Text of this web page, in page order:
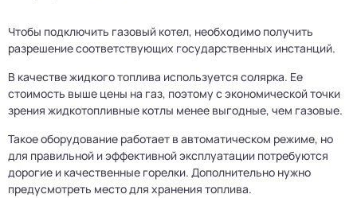
Чтобы подключить газовый котел, необходимо получить
разрешение соответствующих государственных инстанций.
В качестве жидкого топлива используется солярка. Ее
стоимость выше цены на газ, поэтому с экономической точки
зрения жидкотопливные котлы менее выгодные, чем газовые.
Такое оборудование работает в автоматическом режиме, но
для правильной и эффективной эксплуатации потребуются
дорогие и качественные горелки. Дополнительно нужно
предусмотреть место для хранения топлива.